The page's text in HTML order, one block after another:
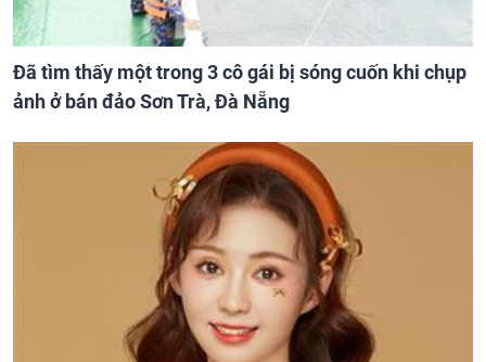
Đã tìm thấy một trong 3 cô gái bị sóng cuốn khi chụp
ảnh ở bán đảo Sơn Trà, Đà Nẵng